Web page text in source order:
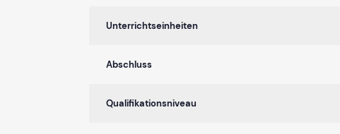
Unterrichtseinheiten
Abschluss
Qualifikationsniveau